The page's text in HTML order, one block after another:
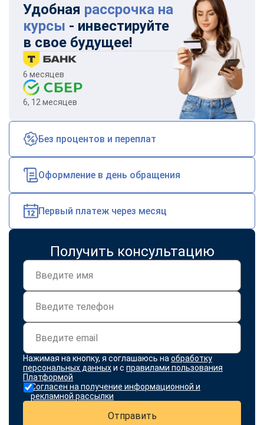
Удобная рассрочка на
курсы - инвестируйте
в свое будущее!
6 месяцев
6, 12 месяцев
Без процентов и переплат
Оформление в день обращения
Первый платеж через месяц
Получить консультацию
Нажимая на кнопку, я соглашаюсь на обработку
персональных данныхи с правилами пользования
Платформой
Согласен на получение информационной и
рекламной рассылки
Отправить